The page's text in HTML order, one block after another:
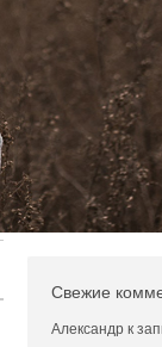
Свежие
Александр к